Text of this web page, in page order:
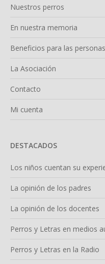
Nuestros perros
En nuestra memoria
Beneficios para las
La Asociación
Contacto
Mi cuenta
DESTACADOS
Los niños cuentan su
La opinión de los padres
La opinión de los docentes
Perros y Letras en medios
Perros y Letras en la Radio